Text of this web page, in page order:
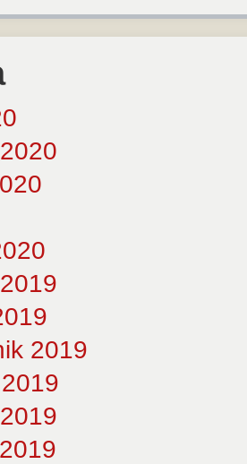
2019